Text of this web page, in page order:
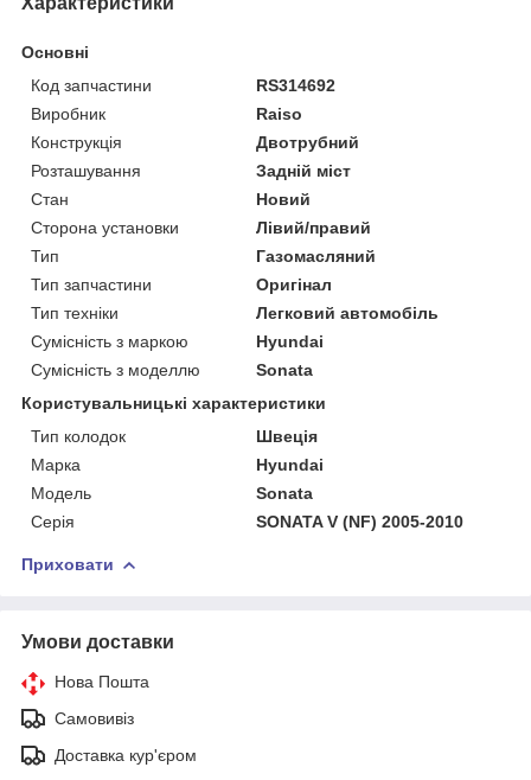
Основні
Код запчастини
RS314692
Виробник
Raiso
Конструкція
Двотрубний
Розташування
Задній міст
Стан
Новий
Сторона установки
Лівий/правий
Тип
Газомасляний
Тип запчастини
Оригінал
Тип техніки
Легковий автомобіль
Сумісність з маркою
Hyundai
Сумісність з моделлю
Sonata
Користувальницькі характеристики
Тип колодок
Швеція
Марка
Hyundai
Мoдель
Sonata
Серія
SONATA V (NF) 2005-2010
Приховати
Умови доставки
Нова Пошта
Самовивіз
Доставка кур'єром